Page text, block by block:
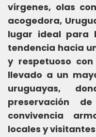
vírgenes, olas
acogedora,
lugar ideal para
tendencia hacia
y respetuoso
llevado a un
uruguayas,
preservación
convivencia
locales y